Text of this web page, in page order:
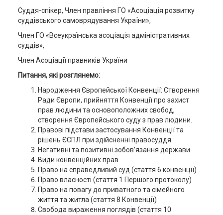
Суддя-спікер, Член правління ГО «Асоціація розвитку
суддівського самоврядування України»,
Член ГО «Всеукраїнська асоціація адміністративних
суддів»,
Член Асоціації правників України
Питання, які розглянемо:
Народження Європейської Конвенції: Створення
Ради Європи, прийняття Конвенції про захист
прав людини та основоположних свобод,
створення Європейського суду з прав людини.
Правові підстави застосування Конвенції та
рішень ЄСПЛ при здійсненні правосуддя.
Негативні та позитивні зобов’язання держави.
Види конвенційних прав.
Право на справедливий суд (стаття 6 конвенції)
Право власності (стаття 1 Першого протоколу)
Право на повагу до приватного та сімейного
життя та житла (стаття 8 Конвенції)
Свобода вираження поглядів (стаття 10